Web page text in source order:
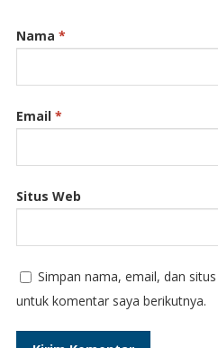
Nama *
Email *
Situs Web
Simpan nama, email, dan
untuk komentar saya berikutnya.